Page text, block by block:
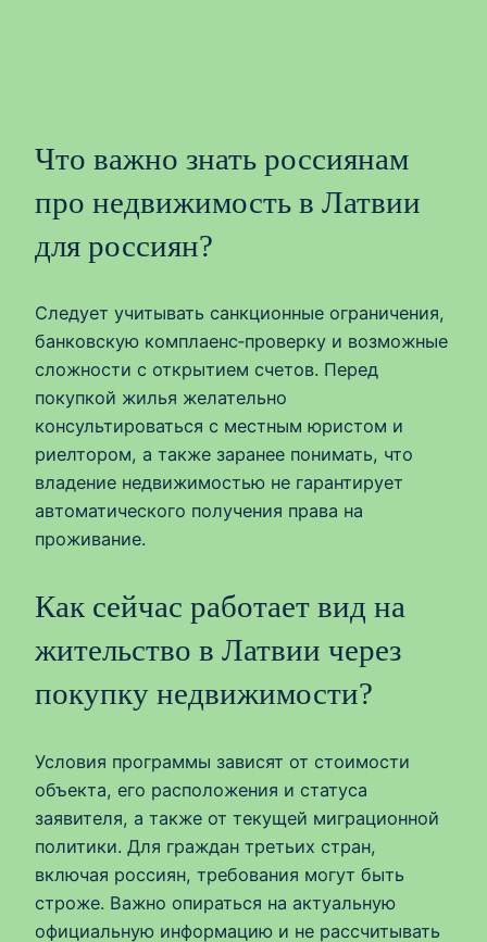
Что важно знать россиянам
про недвижимость в Латвии
для россиян?
Следует учитывать санкционные ограничения,
банковскую комплаенс‑проверку и возможные
сложности с открытием счетов. Перед
покупкой жилья желательно
консультироваться с местным юристом и
риелтором, а также заранее понимать, что
владение недвижимостью не гарантирует
автоматического получения права на
проживание.
Как сейчас работает вид на
жительство в Латвии через
покупку недвижимости?
Условия программы зависят от стоимости
объекта, его расположения и статуса
заявителя, а также от текущей миграционной
политики. Для граждан третьих стран,
включая россиян, требования могут быть
строже. Важно опираться на актуальную
официальную информацию и не рассчитывать